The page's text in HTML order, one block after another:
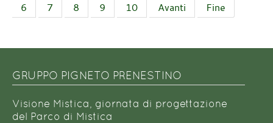
6
7 8 9 10 Avanti Fine
GRUPPO PIGNETO PRENESTINO
Visione Mistica, giornata di progettazione
del Parco di Mistica